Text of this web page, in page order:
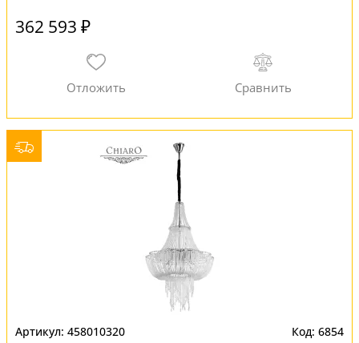
362 593 ₽
458010320 6854